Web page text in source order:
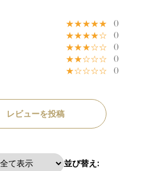
★★★★★ 0
★★★★☆ 0
★★★☆☆ 0
★★☆☆☆ 0
★☆☆☆☆ 0
レビューを投稿
並び替え: